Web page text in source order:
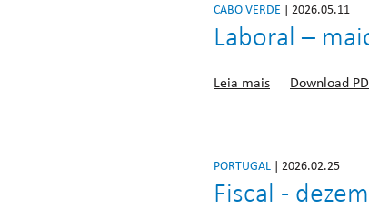
CABO VERDE | 2026.05.11
Laboral –
Leia mais Download
PORTUGAL | 2026.02.25
Fiscal -